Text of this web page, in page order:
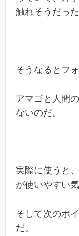
触れそうだった
そうなるとフ
アマゴと人間
ないのだ。
実際に使うと
が使いやすい気
そして次のポ
だ。